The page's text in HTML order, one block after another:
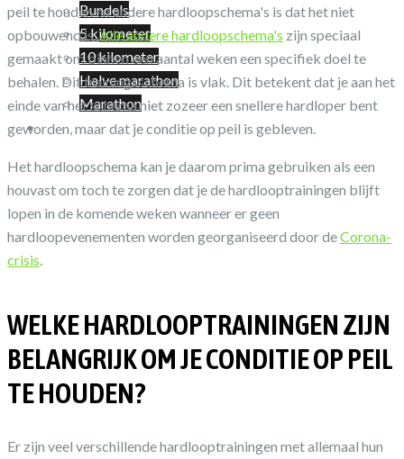
Bundels
5 kilometer
10 kilometer
Halve marathon
Marathon
Winkelwagen
peil te houden en andere hardloopschema's is dat het niet
opbouwend is.Alle andere hardloopschema's zijn speciaal
gemaakt om binnen een aantal weken een specifiek doel te
behalen. Dit trainingsschema is vlak. Dit betekent dat je aan het
einde van het schema niet zozeer een snellere hardloper bent
geworden, maar dat je conditie op peil is gebleven.
Het hardloopschema kan je daarom prima gebruiken als een
houvast om toch te zorgen dat je de hardlooptrainingen blijft
lopen in de komende weken wanneer er geen
hardloopevenementen worden georganiseerd door deCorona-
crisis.
WELKE HARDLOOPTRAININGEN ZIJN
BELANGRIJK OM JE CONDITIE OP PEIL
TE HOUDEN?
Er zijn veel verschillende hardlooptrainingen met allemaal hun